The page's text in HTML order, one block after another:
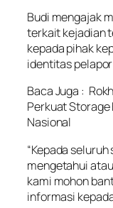
Budi mengajak
terkait kejadian
kepada pihak
identitas
Baca Juga :
Perkuat Storage
Nasional
“Kepada
mengetahui
kami mohon
informasi